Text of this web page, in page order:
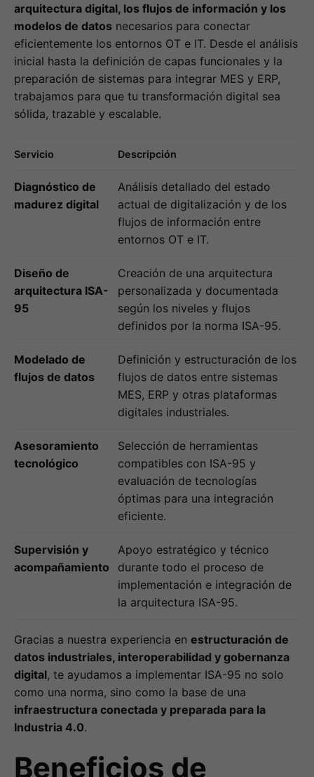
arquitectura digital, los flujos de información y los
modelos de datos necesarios para conectar
eficientemente los entornos OT e IT. Desde el análisis
inicial hasta la definición de capas funcionales y la
preparación de sistemas para integrar MES y ERP,
trabajamos para que tu transformación digital sea
sólida, trazable y escalable.
Servicio Descripción
Diagnóstico de
madurez digital
Análisis detallado del estado
actual de digitalización y de los
flujos de información entre
entornos OT e IT.
Diseño de
arquitectura ISA-
95
Creación de una arquitectura
personalizada y documentada
según los niveles y flujos
definidos por la norma ISA-95.
Modelado de
flujos de datos
Definición y estructuración de los
flujos de datos entre sistemas
MES, ERP y otras plataformas
digitales industriales.
Asesoramiento
tecnológico
Selección de herramientas
compatibles con ISA-95 y
evaluación de tecnologías
óptimas para una integración
eficiente.
Supervisión y
acompañamiento
Apoyo estratégico y técnico
durante todo el proceso de
implementación e integración de
la arquitectura ISA-95.
Gracias a nuestra experiencia en estructuración de
datos industriales, interoperabilidad y gobernanza
digital, te ayudamos a implementar ISA-95 no solo
como una norma, sino como la base de una
infraestructura conectada y preparada para la
Industria 4.0.
Beneficios de